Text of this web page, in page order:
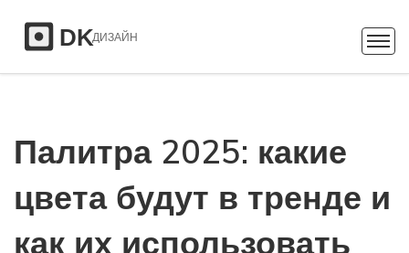
Палитра 2025: какие
цвета будут в тренде и
как их использовать